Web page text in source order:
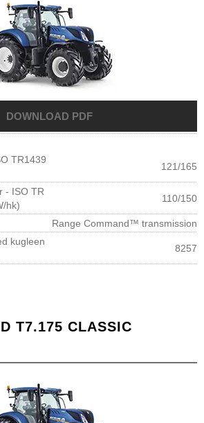
TR1439
121/165
- ISO TR
hk)
110/150
Range Command™ transmission
kugleen
8257
T7.175 CLASSIC